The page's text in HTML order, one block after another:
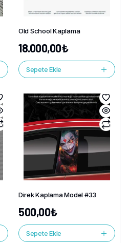
Old School Kaplama
18.000,00₺
Sepete Ekle
Direk Kaplama Model #33
500,00₺
Sepete Ekle